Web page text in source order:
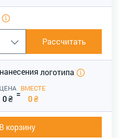
Рассчитать
логотипа
ЦЕНА
0₴ =
ВМЕСТЕ
0₴
В корзину